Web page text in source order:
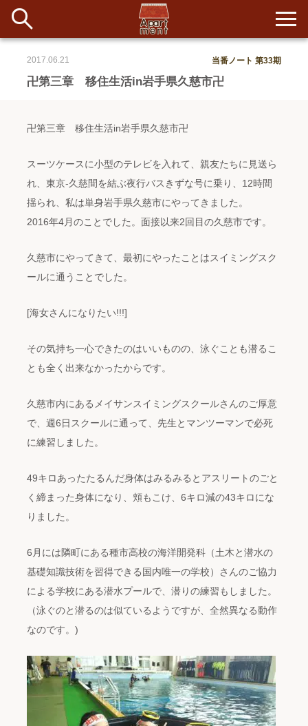
#アイデア #イベント #インド #エッセイ #ボツ #マルシェ
イベント&ショップ
アパートメントについて
寄付について
新着
配信
卍第三章 移住生活in岩手県久慈市卍
2017.06.21 当番ノート 第33期
卍第三章 移住生活in岩手県久慈市卍
スーツケースに小型のテレビを入れて、親友たちに見送ら
れ、東京-久慈間を結ぶ夜行バスきずな号に乗り、12時間
揺られ、私は単身岩手県久慈市にやってきました。
2016年4月のことでした。面接以来2回目の久慈市です。
久慈市にやってきて、最初にやったことはスイミングスク
ールに通うことでした。
[海女さんになりたい!!!]
その気持ち一心できたのはいいものの、泳ぐことも潜るこ
とも全く出来なかったからです。
久慈市内にあるメイサンスイミングスクールさんのご厚意
で、週6日スクールに通って、先生とマンツーマンで必死
に練習しました。
49キロあったたるんだ身体はみるみるとアスリートのごと
く締まった身体になり、頬もこけ、6キロ減の43キロにな
りました。
6月には隣町にある種市高校の海洋開発科（土木と潜水の
基礎知識技術を習得できる国内唯一の学校）さんのご協力
による学校にある潜水プールで、潜りの練習もしました。
（泳ぐのと潜るのは似ているようですが、全然異なる動作
なのです。)